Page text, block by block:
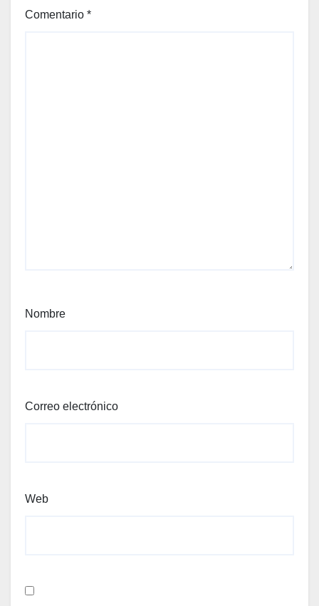
Comentario *
Nombre
Correo electrónico
Web